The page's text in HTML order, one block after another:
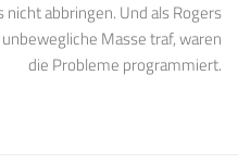
abbringen. Und als Rogers
Masse traf, waren
die Probleme programmiert.